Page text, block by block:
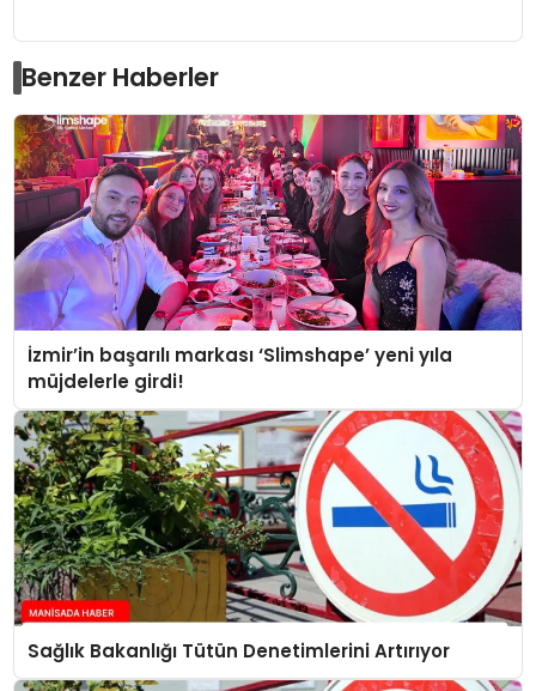
Benzer Haberler
İzmir’in başarılı markası ‘Slimshape’ yeni yıla
müjdelerle girdi!
Sağlık Bakanlığı Tütün Denetimlerini Artırıyor